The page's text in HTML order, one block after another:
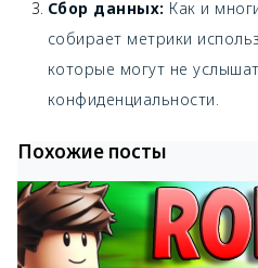
Сбор данных: Как и
собирает метрики
которые могут не
конфиденциальности.
Похожие посты